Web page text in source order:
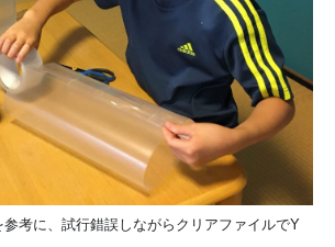
考に、試行錯誤しながらクリアファイルでY